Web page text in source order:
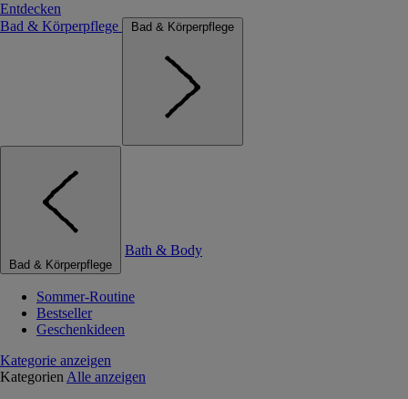
Entdecken
Bad & Körperpflege
Bad & Körperpflege
Bad & Körperpflege
Bath & Body
Sommer-Routine
Bestseller
Geschenkideen
Kategorie anzeigen
Kategorien Alle anzeigen